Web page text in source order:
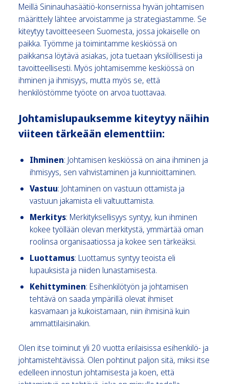
Meillä Sininauhasäätiö-konsernissa hyvän johtamisen
määrittely lähtee arvoistamme ja strategiastamme. Se
kiteytyy tavoitteeseen Suomesta, jossa jokaiselle on
paikka. Työmme ja toimintamme keskiössä on
paikkansa löytävä asiakas, jota tuetaan yksilöllisesti ja
tavoitteellisesti. Myös johtamisemme keskiössä on
ihminen ja ihmisyys, mutta myös se, että
henkilöstömme työote on arvoa tuottavaa.
Johtamislupauksemme kiteytyy näihin
viiteen tärkeään elementtiin:
Ihminen: Johtamisen keskiössä on aina ihminen ja
ihmisyys, sen vahvistaminen ja kunnioittaminen.
Vastuu: Johtaminen on vastuun ottamista ja
vastuun jakamista eli valtuuttamista.
Merkitys: Merkityksellisyys syntyy, kun ihminen
kokee työllään olevan merkitystä, ymmärtää oman
roolinsa organisaatiossa ja kokee sen tärkeäksi.
Luottamus: Luottamus syntyy teoista eli
lupauksista ja niiden lunastamisesta.
Kehittyminen: Esihenkilötyön ja johtamisen
tehtävä on saada ympärillä olevat ihmiset
kasvamaan ja kukoistamaan, niin ihmisinä kuin
ammattilaisinakin.
Olen itse toiminut yli 20 vuotta erilaisissa esihenkilö- ja
johtamistehtävissä. Olen pohtinut paljon sitä, miksi itse
edelleen innostun johtamisesta ja koen, että